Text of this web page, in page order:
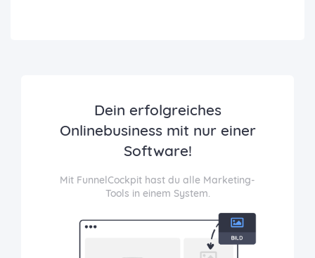
Dein erfolgreiches
Onlinebusiness mit nur einer
Software!
Mit FunnelCockpit hast du alle Marketing-
Tools in einem System.